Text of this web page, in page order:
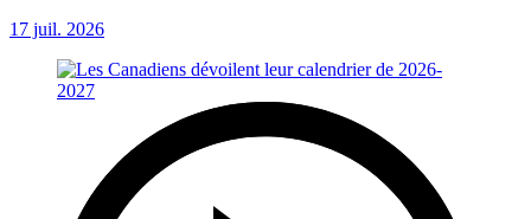
17 juil. 2026